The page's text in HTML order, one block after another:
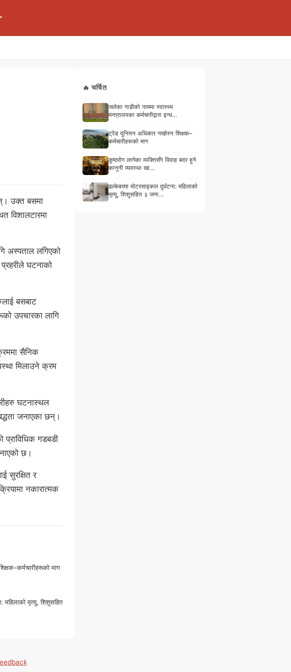
उक्त बसमा
विशालटारमा
अस्पताल लगिएको
घटनाको
बसबाट
उपचारका लागि
सैनिक
मिलाउने क्रम
घटनास्थल
जनाएका छन्।
प्राविधिक गडबडी
छ।
सुरक्षित र
नकारात्मक
माग
महिलाको मृत्यु, शिशुसहित
🔥 चर्चित
जलेका गाडीको नाममा स्वास्थ्य
मन्त्रालयका कर्मचारीद्वारा इन्ध…
ट्रेड युनियन अधिकार नखोस्न शिक्षक–
कर्मचारीहरूको माग
कुष्ठरोग लागेका व्यक्तिसँग विवाह बदर हुने
कानुनी व्यवस्था खा…
ढल्केबरमा मोटरसाइकल दुर्घटना: महिलाको
मृत्यु, शिशुसहित ३ जना…